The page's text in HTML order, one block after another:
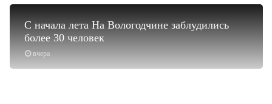
вчера
С начала лета На Вологодчине заблудились
более 30 человек